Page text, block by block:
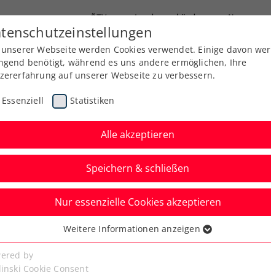
ÖTV Landesverbände News
Ausbildung Services Über uns
auch durch
nicht zu stoppen
Webseite werden Cookies verwendet. Einige davon
benötigt, während es uns andere ermöglichen, Ihre
auf unserer Webseite zu verbessern.
Essenziell Statistiken
Alle akzeptieren
Speichern & schließen
Nur essenzielle Cookies akzeptieren
Cookies werden für grundlegende Funktionen der
benötigt. Dadurch ist gewährleistet, dass die Webseite
Weitere Informationen anzeigen
by
Cookie Consent